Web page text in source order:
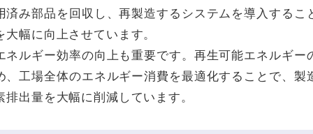
済み部品を回収し、再製造するシステムを導入するこ
大幅に向上させています。
ネルギー効率の向上も重要です。再生可能エネルギー
、工場全体のエネルギー消費を最適化することで、製
排出量を大幅に削減しています。